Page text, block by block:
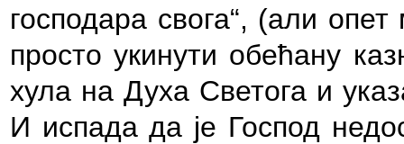
господара свога“, (али
просто укинути обећану
хула на Духа Светога и
И испада да је Господ